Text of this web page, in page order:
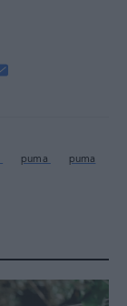
puma puma